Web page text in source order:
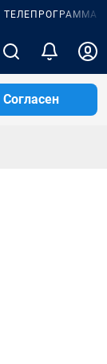
ТЕЛЕПРОГРАММА
Согласен